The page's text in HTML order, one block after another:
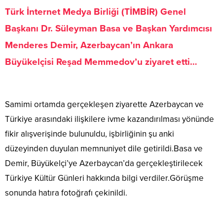
Türk İnternet Medya Birliği (TİMBİR) Genel
Başkanı Dr. Süleyman Basa ve Başkan Yardımcısı
Menderes Demir, Azerbaycan’ın Ankara
Büyükelçisi Reşad Memmedov’u ziyaret etti…
Samimi ortamda gerçekleşen ziyarette Azerbaycan ve
Türkiye arasındaki ilişkilere ivme kazandırılması yönünde
fikir alışverişinde bulunuldu, işbirliğinin şu anki
düzeyinden duyulan memnuniyet dile getirildi.Basa ve
Demir, Büyükelçi’ye Azerbaycan’da gerçekleştirilecek
Türkiye Kültür Günleri hakkında bilgi verdiler.Görüşme
sonunda hatıra fotoğrafı çekinildi.